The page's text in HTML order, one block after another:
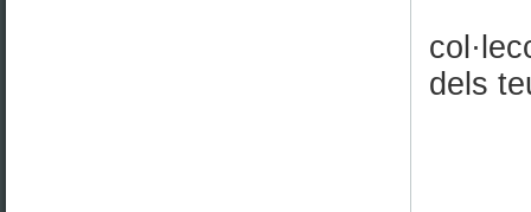
dels